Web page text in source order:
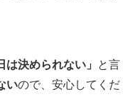
は決められない」
と言
いので、安心してくだ